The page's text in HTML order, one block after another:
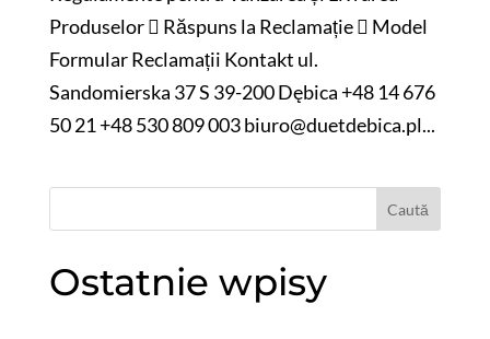
Produselor  Răspuns la Reclamație  Model
Formular Reclamații Kontakt ul.
Sandomierska 37 S 39-200 Dębica +48 14 676
50 21 +48 530 809 003 biuro@duetdebica.pl...
Caută
Ostatnie wpisy